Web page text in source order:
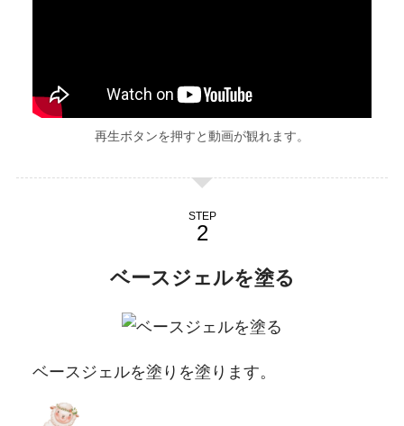
再生ボタンを押すと動画が観れます。
STEP
ベースジェルを塗る
ベースジェルを塗りを塗ります。